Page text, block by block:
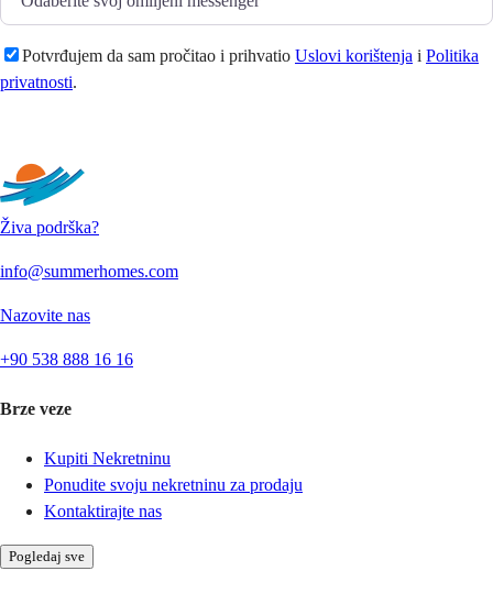
Potvrđujem da sam pročitao i prihvatio Uslovi korištenja i Politika
privatnosti.
Živa podrška?
info@summerhomes.com
Nazovite nas
+90 538 888 16 16
Brze veze
Kupiti Nekretninu
Ponudite svoju nekretninu za prodaju
Kontaktirajte nas
Pogledaj sve